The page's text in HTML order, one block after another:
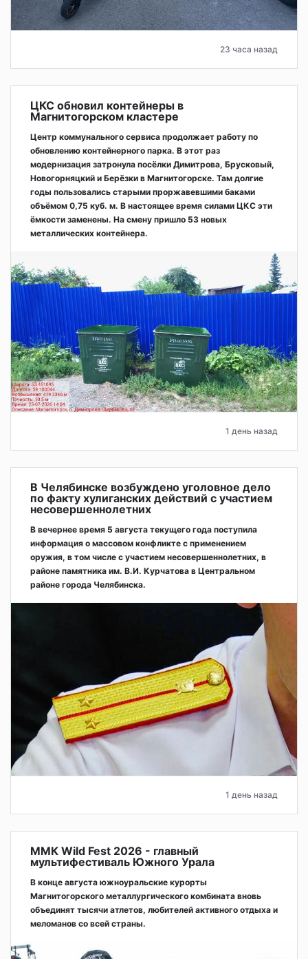
23 часа назад
ЦКС обновил контейнеры в
Магнитогорском кластере
Центр коммунального сервиса продолжает работу по
обновлению контейнерного парка. В этот раз
модернизация затронула посёлки Димитрова, Брусковый,
Новогорняцкий и Берёзки в Магнитогорске. Там долгие
годы пользовались старыми проржавевшими баками
объёмом 0,75 куб. м. В настоящее время силами ЦКС эти
ёмкости заменены. На смену пришло 53 новых
металлических контейнера.
1 день назад
В Челябинске возбуждено уголовное дело
по факту хулиганских действий с участием
несовершеннолетних
В вечернее время 5 августа текущего года поступила
информация о массовом конфликте с применением
оружия, в том числе с участием несовершеннолетних, в
районе памятника им. В.И. Курчатова в Центральном
районе города Челябинска.
1 день назад
ММК Wild Fest 2026 - главный
мультифестиваль Южного Урала
В конце августа южноуральские курорты
Магнитогорского металлургического комбината вновь
объединят тысячи атлетов, любителей активного отдыха и
меломанов со всей страны.